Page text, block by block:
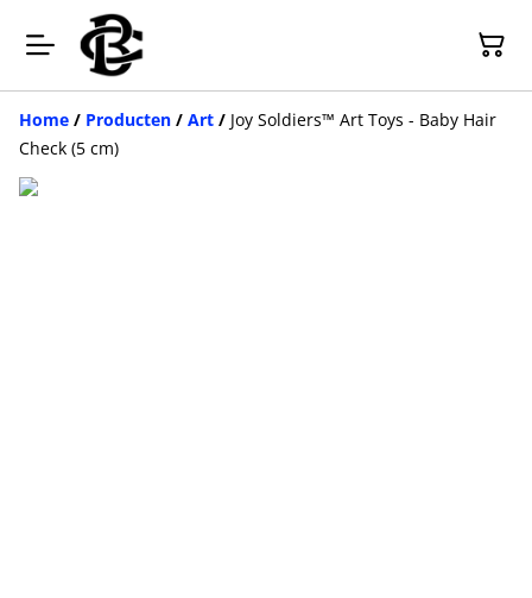
Home / Producten / Art / Joy Soldiers™ Art Toys - Baby Hair
Check (5 cm)